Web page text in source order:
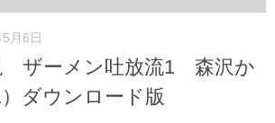
月6日
ザーメン吐放流1 森沢か
ダウンロード版